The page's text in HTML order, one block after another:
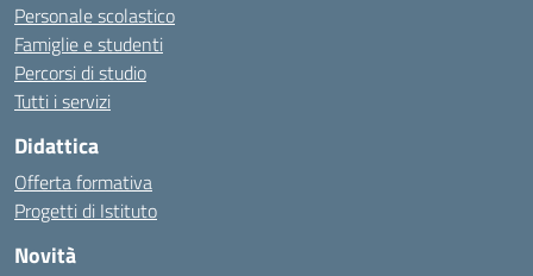
Personale scolastico
Famiglie e studenti
Percorsi di studio
Tutti i servizi
Didattica
Offerta formativa
Progetti di Istituto
Novità